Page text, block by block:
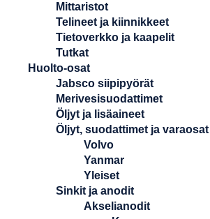
Mittaristot
Telineet ja kiinnikkeet
Tietoverkko ja kaapelit
Tutkat
Huolto-osat
Jabsco siipipyörät
Merivesisuodattimet
Öljyt ja lisäaineet
Öljyt, suodattimet ja varaosat
Volvo
Yanmar
Yleiset
Sinkit ja anodit
Akselianodit